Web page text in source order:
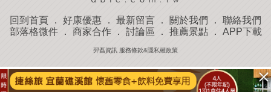
回到首頁 ． 好康優惠 ． 最新留言 ． 關於我們 ． 聯絡我們
部落格微件． 商家合作． 討論區 ． 推薦景點． APP下載
羿磊資訊 服務條款&隱私權政策